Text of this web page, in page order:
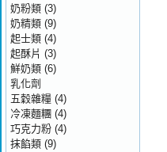
奶粉類 (3)
奶精類 (9)
起士類 (4)
起酥片 (3)
鮮奶類 (6)
乳化劑
五穀雜糧 (4)
冷凍麵糰 (4)
巧克力粉 (4)
抹餡類 (9)